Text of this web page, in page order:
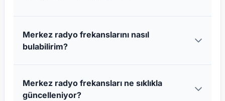
Merkez radyo frekanslarını nasıl
bulabilirim?
Merkez radyo frekansları ne sıklıkla
güncelleniyor?